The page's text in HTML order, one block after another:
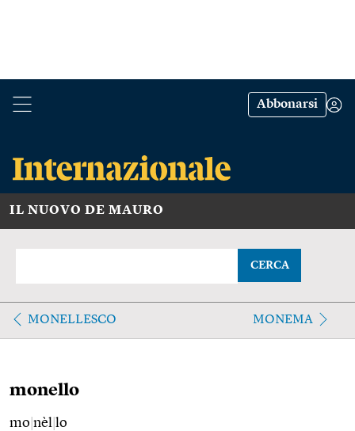
Abbonarsi
IL NUOVO DE MAURO
CERCA
MONELLESCO MONEMA
monello
mo nèl lo